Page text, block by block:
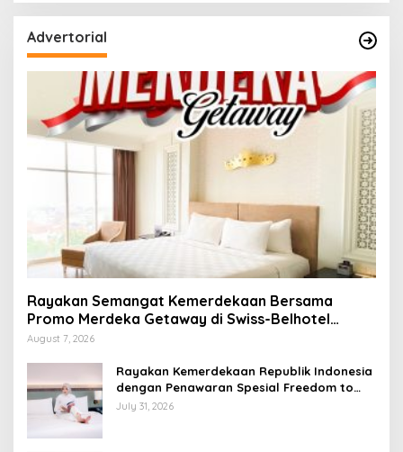
Advertorial
Rayakan Semangat Kemerdekaan Bersama
Promo Merdeka Getaway di Swiss-Belhotel
Lampung
August 7, 2026
Rayakan Kemerdekaan Republik Indonesia
dengan Penawaran Spesial Freedom to
Relax di Holiday Inn Lampung Bukit Randu
July 31, 2026